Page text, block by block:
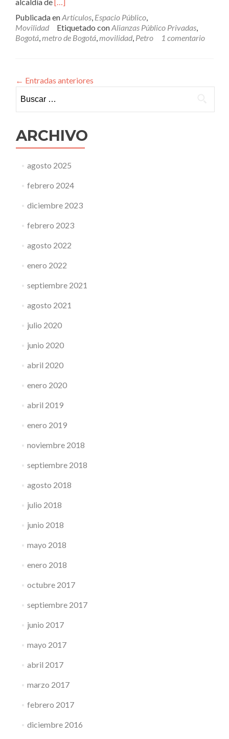
de
Pura
Paja
Publicada enArtículos, Espacio Público,
Movilidad
Etiquetado conAlianzas Público Privadas,
Bogotá,metro de Bogotá,movilidad, Petro 1 comentario
← Entradas anteriores
ARCHIVO
agosto 2025
febrero 2024
diciembre 2023
febrero 2023
agosto 2022
enero 2022
septiembre 2021
agosto 2021
julio 2020
junio 2020
abril 2020
enero 2020
abril 2019
enero 2019
noviembre 2018
septiembre 2018
agosto 2018
julio 2018
junio 2018
mayo 2018
enero 2018
octubre 2017
septiembre 2017
junio 2017
mayo 2017
abril 2017
marzo 2017
febrero 2017
diciembre 2016